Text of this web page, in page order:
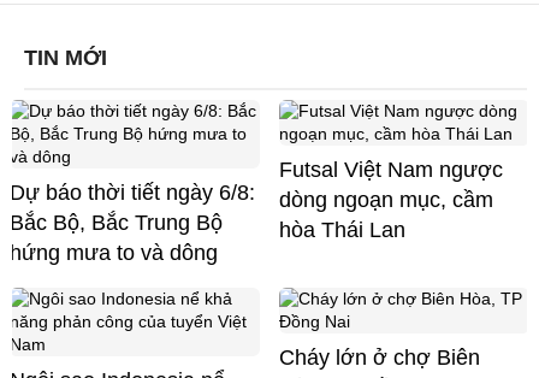
TIN MỚI
Dự báo thời tiết ngày 6/8:
Bắc Bộ, Bắc Trung Bộ
hứng mưa to và dông
Futsal Việt Nam ngược
dòng ngoạn mục, cầm
hòa Thái Lan
Cháy lớn ở chợ Biên